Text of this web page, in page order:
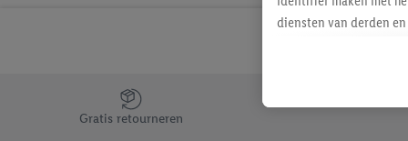
Jouw voordelen bij ons als Lidl webshop klant
Gratis retourneren
diensten van derden
Als je hiervoor
eerder interesse hebt
maar het niet te